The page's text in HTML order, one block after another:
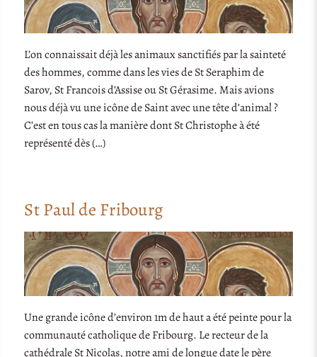
L’on connaissait déjà les animaux sanctifiés par la sainteté
des hommes, comme dans les vies de St Seraphim de
Sarov, St Francois d’Assise ou St Gérasime. Mais avions
nous déjà vu une icône de Saint avec une tête d’animal ?
C’est en tous cas la manière dont St Christophe à été
représenté dès (…)
St Paul de Fribourg
Une grande icône d’environ 1m de haut a été peinte pour la
communauté catholique de Fribourg. Le recteur de la
cathédrale St Nicolas, notre ami de longue date le père